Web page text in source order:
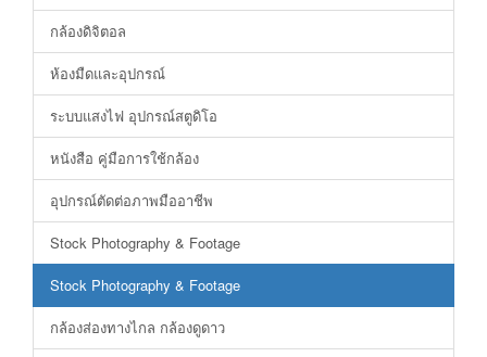
กล้องดิจิตอล
ห้องมืดและอุปกรณ์
ระบบแสงไฟ อุปกรณ์สตูดิโอ
หนังสือ คู่มือการใช้กล้อง
อุปกรณ์ตัดต่อภาพมืออาชีพ
Stock Photography & Footage
Stock Photography & Footage
กล้องส่องทางไกล กล้องดูดาว